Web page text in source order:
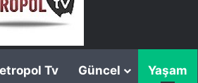
Tv Güncel Yaşam